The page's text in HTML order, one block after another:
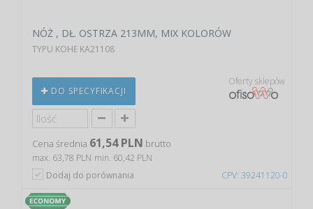
CPV: 39241120-0
NÓŻ , DŁ. OSTRZA 213MM, MIX KOLORÓW
TYPU KOHE KA21108
DO SPECYFIKACJI
Oferty sklepów
Cena średnia 61,54 PLN brutto
max. 63,78 PLN min. 60,42 PLN
Dodaj do porównania